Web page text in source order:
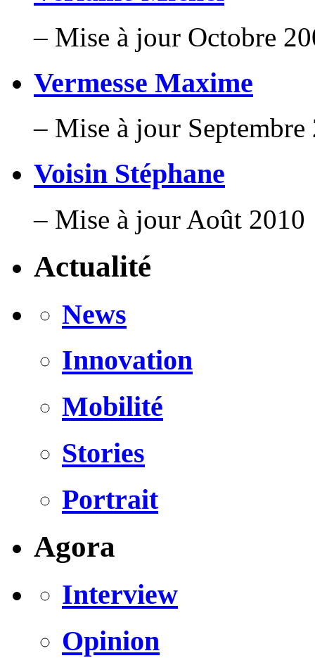
– Mise à jour Octobre
Vermesse Maxime
– Mise à jour Septembre
Voisin Stéphane
– Mise à jour Août 2010
Actualité
News
Innovation
Mobilité
Stories
Portrait
Agora
Interview
Opinion